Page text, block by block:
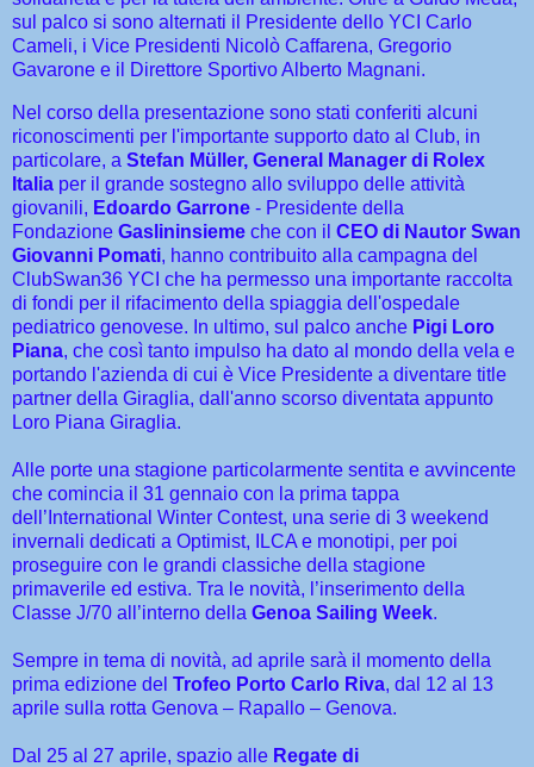
sul palco si sono alternati il Presidente dello YCI Carlo
Cameli, i Vice Presidenti Nicolò Caffarena, Gregorio
Gavarone e il Direttore Sportivo Alberto Magnani.
Nel corso della presentazione sono stati conferiti alcuni
riconoscimenti per l'importante supporto dato al Club, in
particolare, a Stefan Müller, General Manager di Rolex
Italia per il grande sostegno allo sviluppo delle attività
giovanili, Edoardo Garrone - Presidente della
Fondazione Gaslininsieme che con il CEO di Nautor Swan
Giovanni Pomati, hanno contribuito alla campagna del
ClubSwan36 YCI che ha permesso una importante raccolta
di fondi per il rifacimento della spiaggia dell'ospedale
pediatrico genovese. In ultimo, sul palco anche Pigi Loro
Piana, che così tanto impulso ha dato al mondo della vela e
portando l'azienda di cui è Vice Presidente a diventare title
partner della Giraglia, dall'anno scorso diventata appunto
Loro Piana Giraglia.
Alle porte una stagione particolarmente sentita e avvincente
che comincia il 31 gennaio con la prima tappa
dell’International Winter Contest, una serie di 3 weekend
invernali dedicati a Optimist, ILCA e monotipi, per poi
proseguire con le grandi classiche della stagione
primaverile ed estiva. Tra le novità, l’inserimento della
Classe J/70 all’interno della Genoa Sailing Week.
Sempre in tema di novità, ad aprile sarà il momento della
prima edizione del Trofeo Porto Carlo Riva, dal 12 al 13
aprile sulla rotta Genova – Rapallo – Genova.
Dal 25 al 27 aprile, spazio alle Regate di